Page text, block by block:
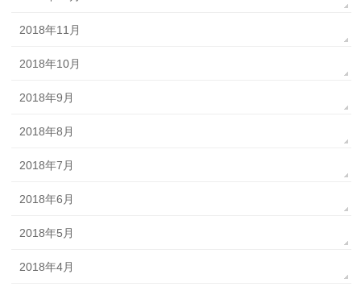
2018年11月
2018年10月
2018年9月
2018年8月
2018年7月
2018年6月
2018年5月
2018年4月